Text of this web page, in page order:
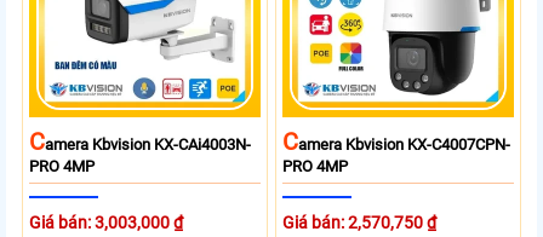
CAmera Kbvision KX-CAi4003N-
PRO 4MP
Giá bán: 3,003,000 ₫
CAmera Kbvision KX-C4007CPN-
PRO 4MP
Giá bán: 2,570,750 ₫